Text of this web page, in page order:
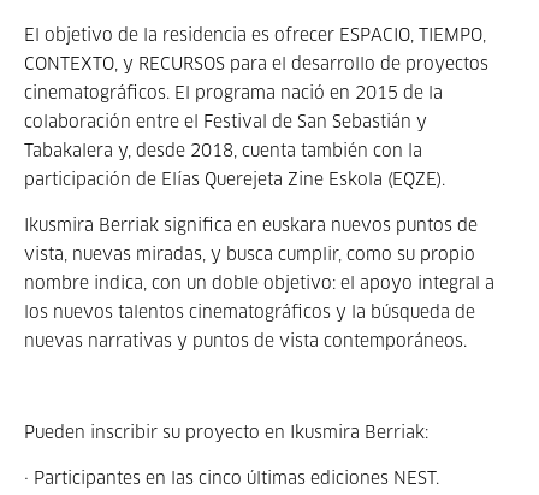
El objetivo de la residencia es ofrecer ESPACIO, TIEMPO,
CONTEXTO, y RECURSOS para el desarrollo de proyectos
cinematográficos. El programa nació en 2015 de la
colaboración entre el Festival de San Sebastián y
Tabakalera y, desde 2018, cuenta también con la
participación de Elías Querejeta Zine Eskola (EQZE).
Ikusmira Berriak significa en euskara nuevos puntos de
vista, nuevas miradas, y busca cumplir, como su propio
nombre indica, con un doble objetivo: el apoyo integral a
los nuevos talentos cinematográficos y la búsqueda de
nuevas narrativas y puntos de vista contemporáneos.
Pueden inscribir su proyecto en Ikusmira Berriak:
· Participantes en las cinco últimas ediciones NEST.